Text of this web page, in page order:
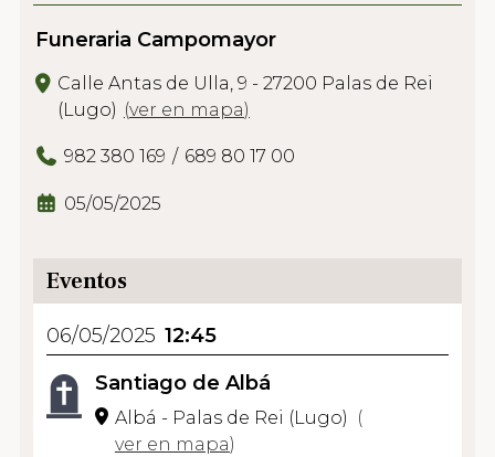
Funeraria Campomayor
Calle Antas de Ulla, 9 - 27200 Palas de Rei
(Lugo) (ver en mapa)
982 380 169 689 80 17 00
05/05/2025
Eventos
06/05/2025 12:45
Santiago de Albá
Albá - Palas de Rei (Lugo)
(
ver en mapa)